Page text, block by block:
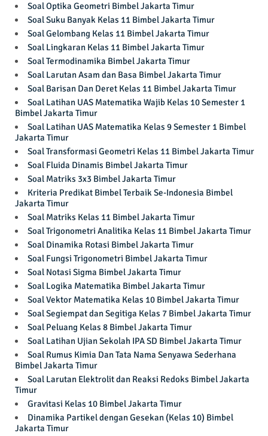
Soal Optika Geometri Bimbel Jakarta Timur
Soal Suku Banyak Kelas 11 Bimbel Jakarta Timur
Soal Gelombang Kelas 11 Bimbel Jakarta Timur
Soal Lingkaran Kelas 11 Bimbel Jakarta Timur
Soal Termodinamika Bimbel Jakarta Timur
Soal Larutan Asam dan Basa Bimbel Jakarta Timur
Soal Barisan Dan Deret Kelas 11 Bimbel Jakarta Timur
Soal Latihan UAS Matematika Wajib Kelas 10 Semester 1
Bimbel Jakarta Timur
Soal Latihan UAS Matematika Kelas 9 Semester 1 Bimbel
Jakarta Timur
Soal Transformasi Geometri Kelas 11 Bimbel Jakarta Timur
Soal Fluida Dinamis Bimbel Jakarta Timur
Soal Matriks 3x3 Bimbel Jakarta Timur
Kriteria Predikat Bimbel Terbaik Se-Indonesia Bimbel
Jakarta Timur
Soal Matriks Kelas 11 Bimbel Jakarta Timur
Soal Trigonometri Analitika Kelas 11 Bimbel Jakarta Timur
Soal Dinamika Rotasi Bimbel Jakarta Timur
Soal Fungsi Trigonometri Bimbel Jakarta Timur
Soal Notasi Sigma Bimbel Jakarta Timur
Soal Logika Matematika Bimbel Jakarta Timur
Soal Vektor Matematika Kelas 10 Bimbel Jakarta Timur
Soal Segiempat dan Segitiga Kelas 7 Bimbel Jakarta Timur
Soal Peluang Kelas 8 Bimbel Jakarta Timur
Soal Latihan Ujian Sekolah IPA SD Bimbel Jakarta Timur
Soal Rumus Kimia Dan Tata Nama Senyawa Sederhana
Bimbel Jakarta Timur
Soal Larutan Elektrolit dan Reaksi Redoks Bimbel Jakarta
Timur
Gravitasi Kelas 10 Bimbel Jakarta Timur
Dinamika Partikel dengan Gesekan (Kelas 10) Bimbel
Jakarta Timur